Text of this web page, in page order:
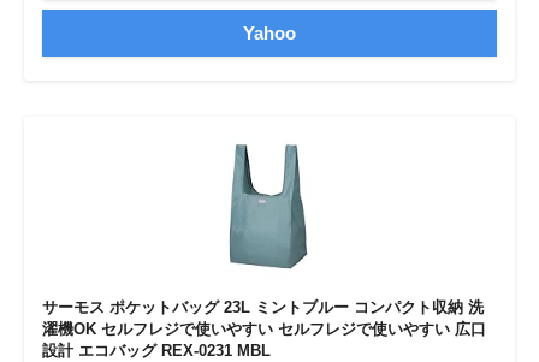
Yahoo
サーモス ポケットバッグ 23L ミントブルー コンパクト収納 洗
濯機OK セルフレジで使いやすい セルフレジで使いやすい 広口
設計 エコバッグ REX-0231 MBL